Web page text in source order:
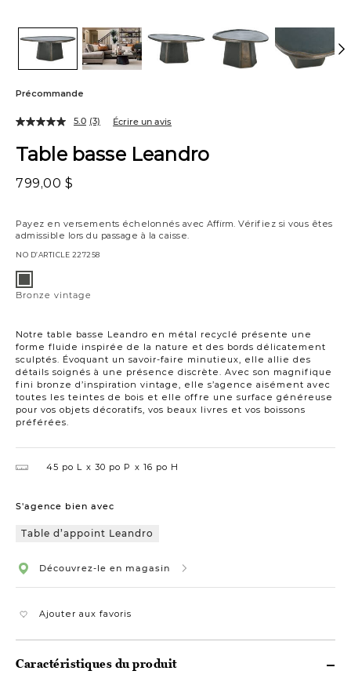
Précommande
Table basse Leandro
799,00 $
Payez en versements échelonnés avec Affirm. Vérifiez si vous êtes
admissible lors du passage à la caisse.
NO D’ARTICLE 227258
Notre table basse Leandro en métal recyclé présente une
forme fluide inspirée de la nature et des bords délicatement
sculptés. Évoquant un savoir-faire minutieux, elle allie des
détails soignés à une présence discrète. Avec son magnifique
fini bronze d’inspiration vintage, elle s’agence aisément avec
toutes les teintes de bois et elle offre une surface généreuse
pour vos objets décoratifs, vos beaux livres et vos boissons
préférées.
5.0 (3) Écrire un avis
Variations
vintage
Bronze vintage
45 po L 30 po P 16 po H
S'agence bien avec
Table d’appoint Leandro
Découvrez-le en magasin
Ajouter aux favoris
Caractéristiques du produit